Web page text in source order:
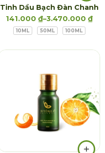
Tinh Dầu Bạch Đàn Chanh
141.000 ₫–3.470.000 ₫
10ML 50ML 100ML